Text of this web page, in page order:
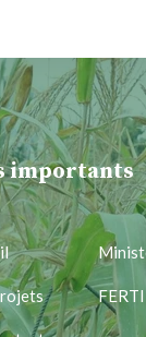
importants